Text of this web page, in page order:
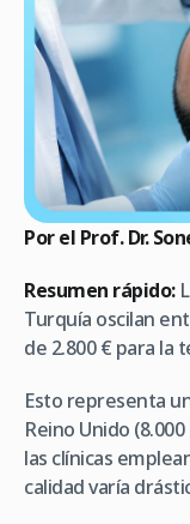
Por el Prof. Dr.
Resumen rápido:
Turquía oscilan
de 2.800 € para la
Esto representa
Reino Unido
las clínicas
calidad varía